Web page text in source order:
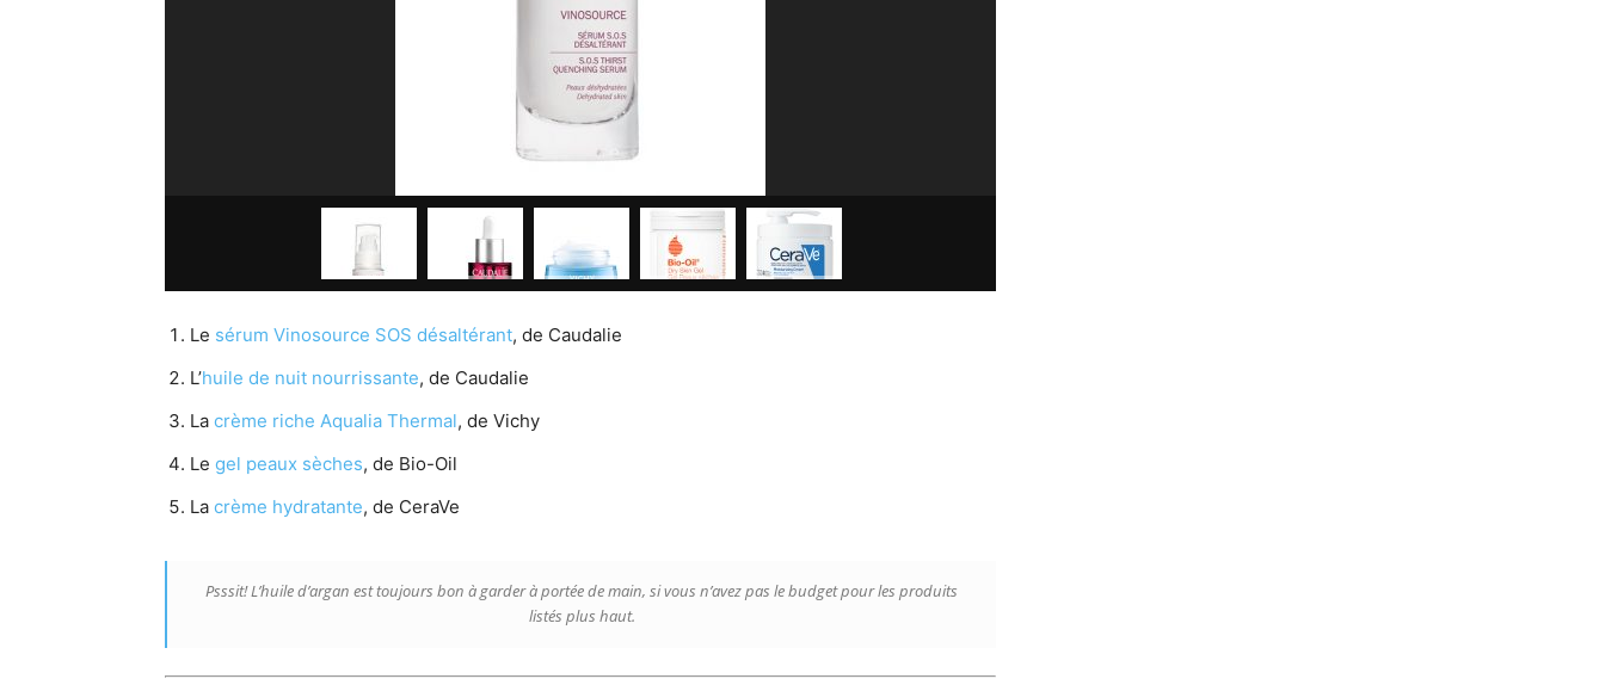
Le sérum Vinosource SOS désaltérant, de Caudalie
L’huile de nuit nourrissante, de Caudalie
La crème riche Aqualia Thermal, de Vichy
Le gel peaux sèches, de Bio-Oil
La crème hydratante, de CeraVe
Psssit! L’huile d’argan est toujours bon à garder à portée de main, si vous n’avez pas le budget pour les produits
listés plus haut.